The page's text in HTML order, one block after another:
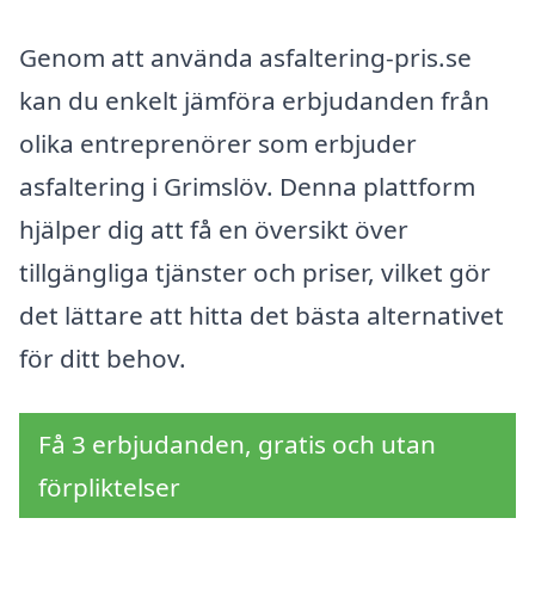
Genom att använda asfaltering-pris.se
kan du enkelt jämföra erbjudanden från
olika entreprenörer som erbjuder
asfaltering i Grimslöv. Denna plattform
hjälper dig att få en översikt över
tillgängliga tjänster och priser, vilket gör
det lättare att hitta det bästa alternativet
för ditt behov.
Få 3 erbjudanden, gratis och utan
förpliktelser